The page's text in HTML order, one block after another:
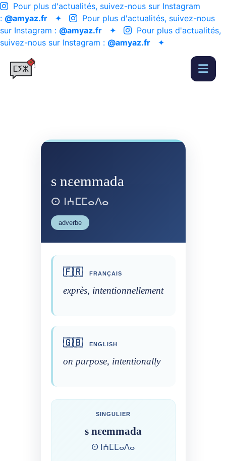
Pour plus d'actualités, suivez-nous sur Instagram
: @amyaz.fr ✦
Pour plus d'actualités, suivez-nous
sur Instagram : @amyaz.fr ✦
Pour plus d'actualités,
suivez-nous sur Instagram : @amyaz.fr ✦
s nɛemmada
ⵙ ⵏⵄⵎⵎⴰⴷⴰ
adverbe
🇫🇷 FRANÇAIS
exprès, intentionnellement
🇬🇧 ENGLISH
on purpose, intentionally
SINGULIER
s nɛemmada
ⵙ ⵏⵄⵎⵎⴰⴷⴰ